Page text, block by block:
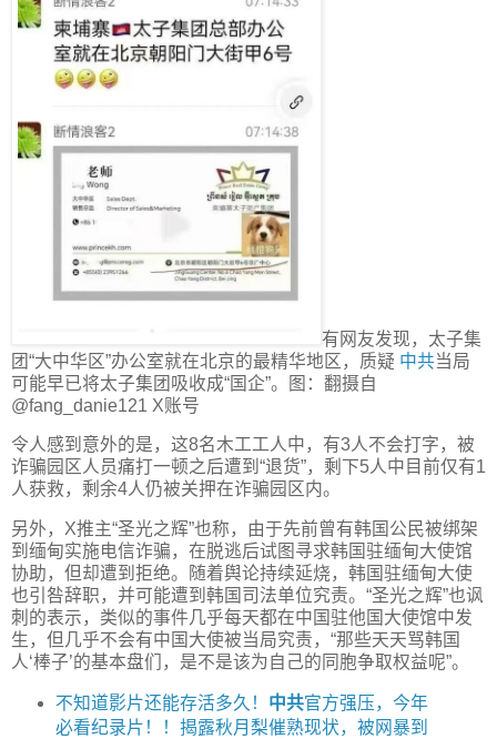
有网友发现，太子集
团“大中华区”办公室就在北京的最精华地区，质疑 中共当局
可能早已将太子集团吸收成“国企”。图：翻摄自
@fang_danie121 X账号
令人感到意外的是，这8名木工工人中，有3人不会打字，被
诈骗园区人员痛打一顿之后遭到“退货”，剩下5人中目前仅有1
人获救，剩余4人仍被关押在诈骗园区内。
另外，X推主“圣光之辉”也称，由于先前曾有韩国公民被绑架
到缅甸实施电信诈骗，在脱逃后试图寻求韩国驻缅甸大使馆
协助，但却遭到拒绝。随着舆论持续延烧，韩国驻缅甸大使
也引咎辞职，并可能遭到韩国司法单位究责。“圣光之辉”也讽
刺的表示，类似的事件几乎每天都在中国驻他国大使馆中发
生，但几乎不会有中国大使被当局究责，“那些天天骂韩国
人‘棒子’的基本盘们，是不是该为自己的同胞争取权益呢”。
不知道影片还能存活多久！ 中共官方强压，今年
必看纪录片！！揭露秋月梨催熟现状，被网暴到